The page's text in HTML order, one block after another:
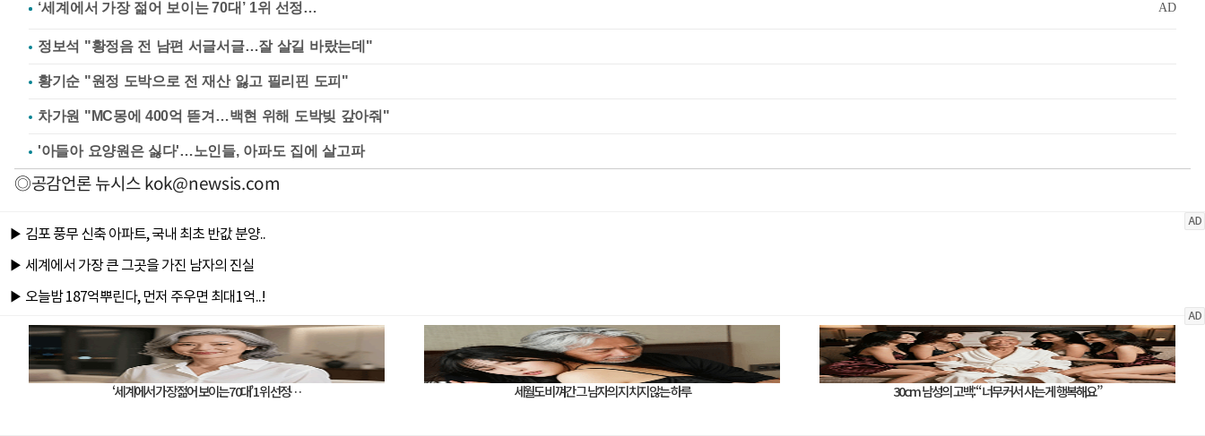
정보석 "황정음 전 남편 서글서글…잘 살길 바랐는데"
황기순 "원정 도박으로 전 재산 잃고 필리핀 도피"
차가원 "MC몽에 400억 뜯겨…백현 위해 도박빚 갚아줘"
'아들아 요양원은 싫다'…노인들, 아파도 집에 살고파
◎공감언론 뉴시스kok@newsis.com